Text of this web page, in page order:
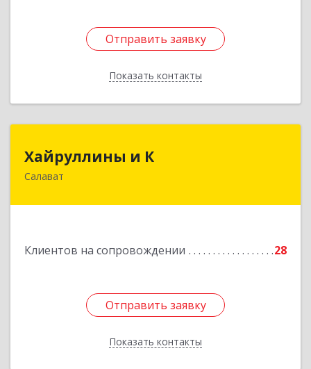
Отправить заявку
Показать контакты
Отправить заявку
Назад
Хайруллины и К
Салават
Клиентов на сопровождении 28
Отправить заявку
Показать контакты
Отправить заявку
Назад